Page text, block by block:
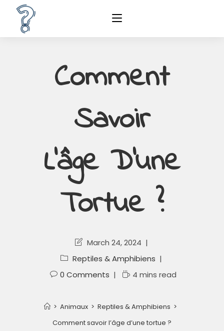
Comment
Savoir
L’âge D’une
Tortue ?
March 24, 2024
Reptiles & Amphibiens
0 Comments
4 mins read
> Animaux > Reptiles & Amphibiens >
Comment savoir l’âge d’une tortue ?